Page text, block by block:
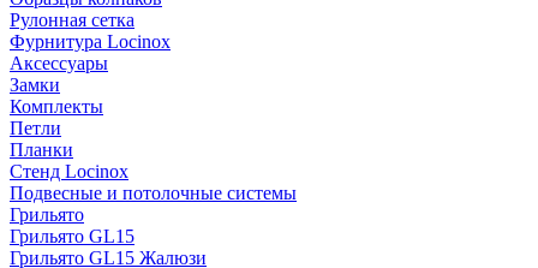
Рулонная сетка
Фурнитура Locinox
Аксессуары
Замки
Комплекты
Петли
Планки
Стенд Locinox
Подвесные и потолочные системы
Грильято
Грильято GL15
Грильято GL15 Жалюзи